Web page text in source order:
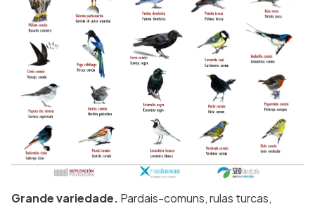
Grande variedade. Pardais-comuns, rulas turcas,